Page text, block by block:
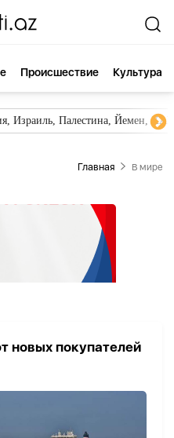
Происшествие Культура
Израиль, Палестина, Йемен,
Главная В мире
новых покупателей